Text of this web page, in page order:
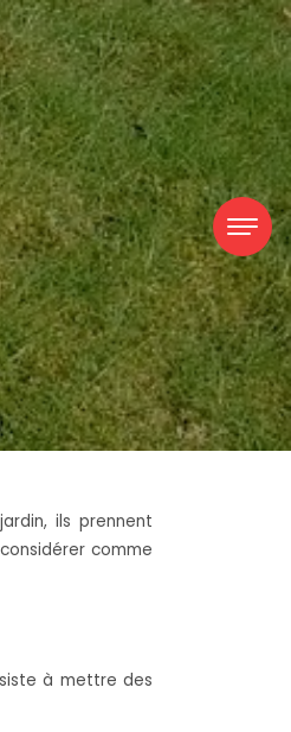
ils prennent
comme
à mettre des